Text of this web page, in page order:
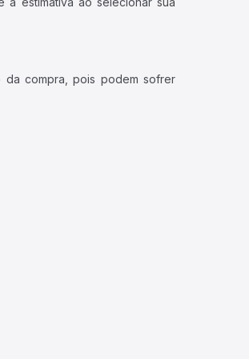
da compra, pois podem sofrer